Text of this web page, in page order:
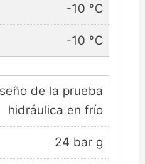
-10 °C
-10 °C
de la prueba
hidráulica en frío
24 bar g